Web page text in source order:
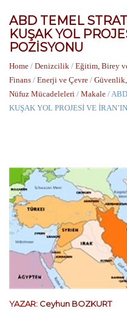
ABD TEMEL
KUŞAK YOL
POZİSYONU
Home / Denizcilik / Eğitim, Birey
Finans / Enerji ve Çevre /
Nüfuz Mücadeleleri / Makale /
KUŞAK YOL PROJESİ VE
YAZAR: Ceyhun BOZKURT